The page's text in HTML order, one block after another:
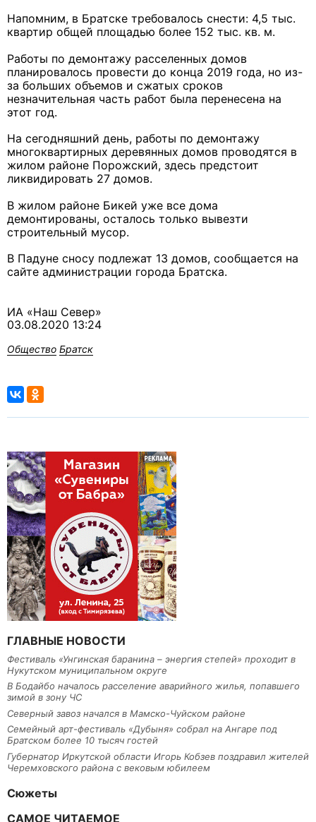
Напомним, в Братске требовалось снести: 4,5 тыс.
квартир общей площадью более 152 тыс. кв. м.
Работы по демонтажу расселенных домов
планировалось провести до конца 2019 года, но из-
за больших объемов и сжатых сроков
незначительная часть работ была перенесена на
этот год.
На сегодняшний день, работы по демонтажу
многоквартирных деревянных домов проводятся в
жилом районе Порожский, здесь предстоит
ликвидировать 27 домов.
В жилом районе Бикей уже все дома
демонтированы, осталось только вывезти
строительный мусор.
В Падуне сносу подлежат 13 домов, сообщается на
сайте администрации города Братска.
ИА «Наш Север»
03.08.2020 13:24
Общество Братск
ГЛАВНЫЕ НОВОСТИ
Фестиваль «Унгинская баранина – энергия степей» проходит в
Нукутском муниципальном округе
В Бодайбо началось расселение аварийного жилья, попавшего
зимой в зону ЧС
Северный завоз начался в Мамско-Чуйском районе
Семейный арт-фестиваль «Дубыня» собрал на Ангаре под
Братском более 10 тысяч гостей
Губернатор Иркутской области Игорь Кобзев поздравил жителей
Черемховского района с вековым юбилеем
Сюжеты
САМОЕ ЧИТАЕМОЕ